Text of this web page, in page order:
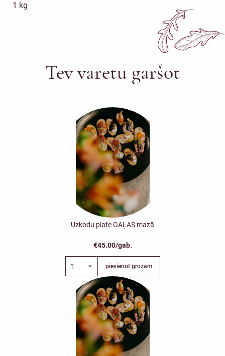
1 kg
Tev varētu garšot
Uzkodu plate GAĻAS mazā
€45.00/gab.
pievienot grozam